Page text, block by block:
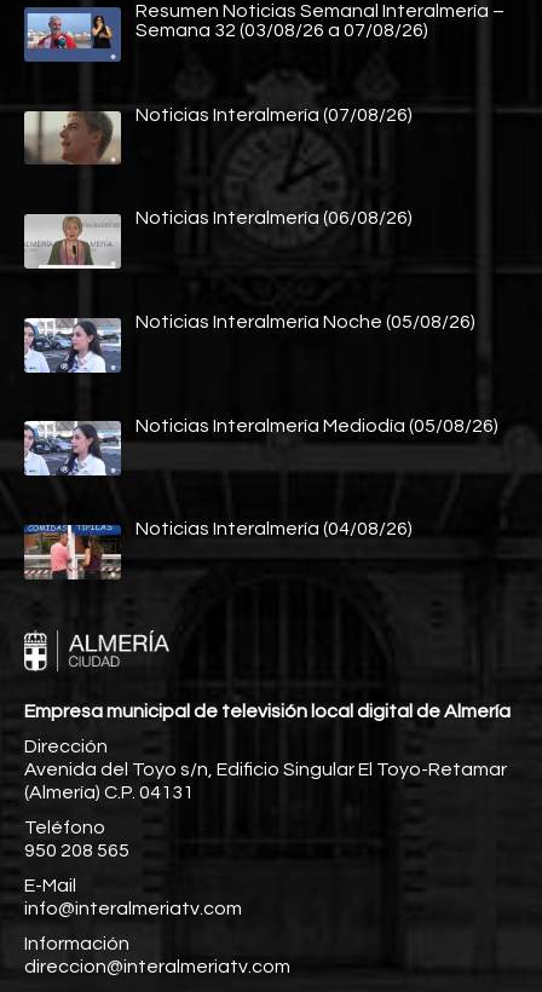
Resumen Noticias Semanal Interalmería –
Semana 32 (03/08/26 a 07/08/26)
Noticias Interalmería (07/08/26)
Noticias Interalmería (06/08/26)
Noticias Interalmería Noche (05/08/26)
Noticias Interalmería Mediodía (05/08/26)
Noticias Interalmería (04/08/26)
Empresa municipal de televisión local digital de Almería
Dirección
Avenida del Toyo s/n, Edificio Singular El Toyo-Retamar
(Almería) C.P. 04131
Teléfono
950 208 565
E-Mail
info@interalmeriatv.com
Información
direccion@interalmeriatv.com